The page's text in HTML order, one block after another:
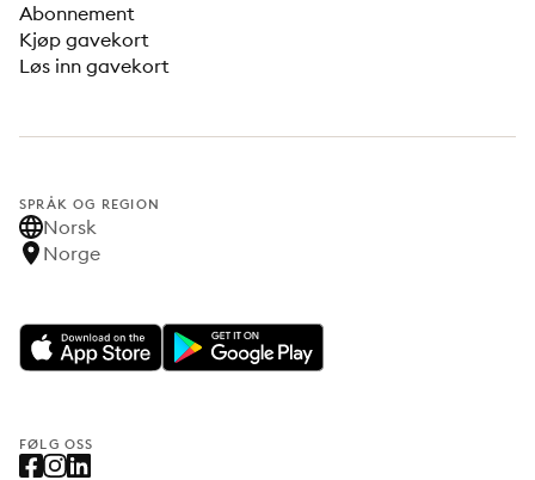
Abonnement
Kjøp gavekort
Løs inn gavekort
SPRÅK OG REGION
Norsk
Norge
FØLG OSS